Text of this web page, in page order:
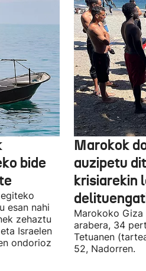
bide
esan nahi
zehaztu
Israelen
ondorioz
Marokok
auzipetu
krisiarekin
Marokoko Giza
arabera, 34
Tetuanen
52, Nadorren.